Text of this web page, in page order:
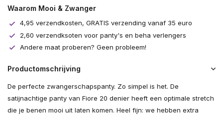
Waarom Mooi & Zwanger
4,95 verzendkosten, GRATIS verzending vanaf 35 euro
2,60 verzendksoten voor panty's en beha verlengers
Andere maat proberen? Geen probleem!
Productomschrijving
De perfecte zwangerschapspanty. Zo simpel is het. De
satijnachtige panty van Fiore 20 denier heeft een optimale stretch
die je benen mooi uit laten komen. Heel fijn: we hebben extra